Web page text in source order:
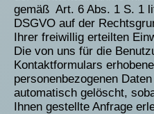
gemäß Art. 6 Abs. 1 S. 1
DSGVO auf der
Ihrer freiwillig erteilten
Die von uns für die
Kontaktformulars
personenbezogenen
automatisch gelöscht,
Ihnen gestellte Anfrage